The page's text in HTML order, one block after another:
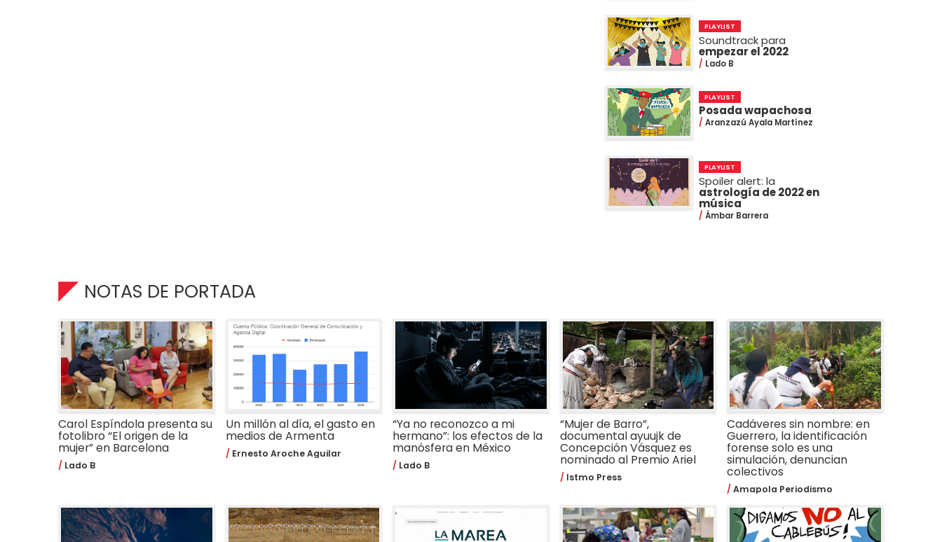
PLAYLIST
Soundtrack para
empezar el 2022
Lado B
PLAYLIST
Posada wapachosa
Aranzazú Ayala Martínez
PLAYLIST
Spoiler alert: la
astrología de 2022 en
música
Ámbar Barrera
NOTAS DE PORTADA
Carol Espíndola presenta su
fotolibro “El origen de la
mujer” en Barcelona
Lado B
Un millón al día, el gasto en
medios de Armenta
Ernesto Aroche Aguilar
“Ya no reconozco a mi
hermano”: los efectos de la
manósfera en México
Lado B
“Mujer de Barro”,
documental ayuujk de
Concepción Vásquez es
nominado al Premio Ariel
Istmo Press
Cadáveres sin nombre: en
Guerrero, la identificación
forense solo es una
simulación, denuncian
colectivos
Amapola Periodismo